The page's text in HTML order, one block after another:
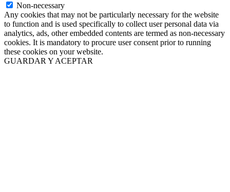
Non-necessary
Any cookies that may not be particularly necessary for the website
to function and is used specifically to collect user personal data via
analytics, ads, other embedded contents are termed as non-necessary
cookies. It is mandatory to procure user consent prior to running
these cookies on your website.
GUARDAR Y ACEPTAR